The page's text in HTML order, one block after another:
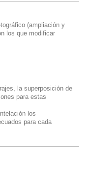
(ampliación y
los que modificar
la superposición de
para estas
los
para cada